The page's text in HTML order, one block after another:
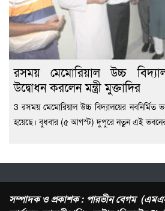
রসময় মেমোরিয়াল উচ্চ
উদ্বোধন করলেন মন্ত্রী মুক্তাদির
3 রসময় মেমোরিয়াল উচ্চ বিদ্যালয়ের নবনির্মিত
হয়েছে। বুধবার (৫ আগস্ট) দুপুরে নতুন এই
সম্পাদক ও প্রকাশক : পারভীন বেগম